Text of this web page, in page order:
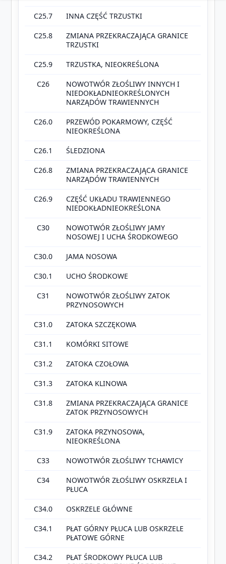
C25.7 INNA CZĘŚĆ TRZUSTKI
C25.8
ZMIANA PRZEKRACZAJĄCA GRANICE
TRZUSTKI
C25.9 TRZUSTKA, NIEOKREŚLONA
C26
NOWOTWÓR ZŁOŚLIWY INNYCH I
NIEDOKŁADNIEOKREŚLONYCH
NARZĄDÓW TRAWIENNYCH
C26.0
PRZEWÓD POKARMOWY, CZĘŚĆ
NIEOKREŚLONA
C26.1 ŚLEDZIONA
C26.8
ZMIANA PRZEKRACZAJĄCA GRANICE
NARZĄDÓW TRAWIENNYCH
C26.9
CZĘŚĆ UKŁADU TRAWIENNEGO
NIEDOKŁADNIEOKREŚLONA
C30
NOWOTWÓR ZŁOŚLIWY JAMY
NOSOWEJ I UCHA ŚRODKOWEGO
C30.0 JAMA NOSOWA
C30.1 UCHO ŚRODKOWE
C31
NOWOTWÓR ZŁOŚLIWY ZATOK
PRZYNOSOWYCH
C31.0 ZATOKA SZCZĘKOWA
C31.1 KOMÓRKI SITOWE
C31.2 ZATOKA CZOŁOWA
C31.3 ZATOKA KLINOWA
C31.8
ZMIANA PRZEKRACZAJĄCA GRANICE
ZATOK PRZYNOSOWYCH
C31.9
ZATOKA PRZYNOSOWA,
NIEOKREŚLONA
C33 NOWOTWÓR ZŁOŚLIWY TCHAWICY
C34
NOWOTWÓR ZŁOŚLIWY OSKRZELA I
PŁUCA
C34.0 OSKRZELE GŁÓWNE
C34.1
PŁAT GÓRNY PŁUCA LUB OSKRZELE
PŁATOWE GÓRNE
C34.2
PŁAT ŚRODKOWY PŁUCA LUB